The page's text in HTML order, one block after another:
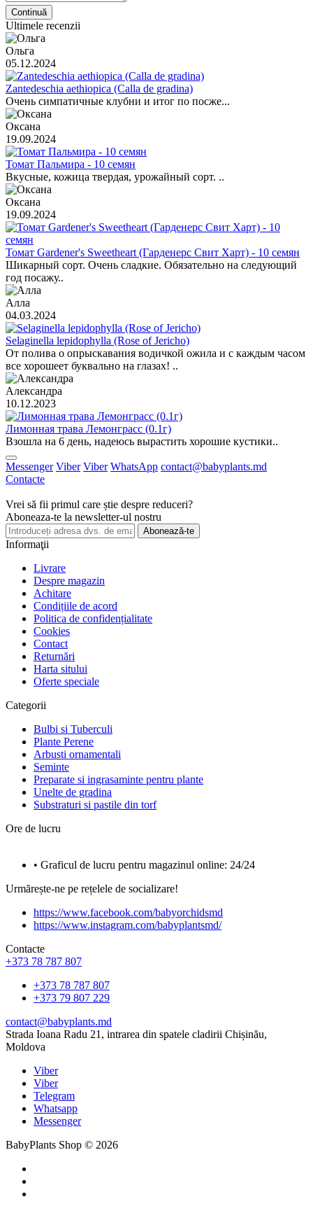
Continuă
Ultimele recenzii
Ольга
05.12.2024
Zantedeschia aethiopica (Calla de gradina)
Очень симпатичные клубни и итог по посже...
Оксана
19.09.2024
Томат Пальмира - 10 семян
Вкусные, кожица твердая, урожайный сорт. ..
Оксана
19.09.2024
Томат Gardener's Sweetheart (Гарденерс Свит Харт) - 10 семян
Шикарный сорт. Очень сладкие. Обязательно на следующий
год посажу..
Алла
04.03.2024
Selaginella lepidophylla (Rose of Jericho)
От полива о опрыскавания водичкой ожила и с каждым часом
все хорошеет буквально на глазах! ..
Александра
10.12.2023
Лимонная трава Лемонграсс (0.1г)
Взошла на 6 день, надеюсь вырастить хорошие кустики..
Messenger Viber Viber WhatsApp contact@babyplants.md
Contacte
Vrei să fii primul care știe despre reduceri?
Aboneaza-te la newsletter-ul nostru
Abonează-te
Informaţii
Livrare
Despre magazin
Achitare
Condițiile de acord
Politica de confidențialitate
Cookies
Contact
Returnări
Harta sitului
Oferte speciale
Categorii
Bulbi si Tuberculi
Plante Perene
Arbusti ornamentali
Seminte
Preparate si ingrasaminte pentru plante
Unelte de gradina
Substraturi si pastile din torf
Ore de lucru
• Graficul de lucru pentru magazinul online: 24/24
Urmărește-ne pe rețelele de socializare!
https://www.facebook.com/babyorchidsmd
https://www.instagram.com/babyplantsmd/
Contacte
+373 78 787 807
+373 78 787 807
+373 79 807 229
contact@babyplants.md
Strada Ioana Radu 21, intrarea din spatele cladirii Chișinău,
Moldova
Viber
Viber
Telegram
Whatsapp
Messenger
BabyPlants Shop © 2026